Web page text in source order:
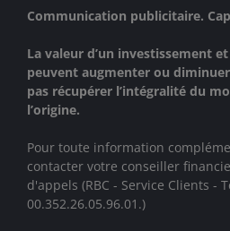
Communication publicitaire.
La valeur d’un investissement
peuvent augmenter ou
pas récupérer l’intégralité du
l’origine.
Pour toute information
contacter votre conseiller
d'appels (RBC - Service Clients -
00.352.26.05.96.01.)